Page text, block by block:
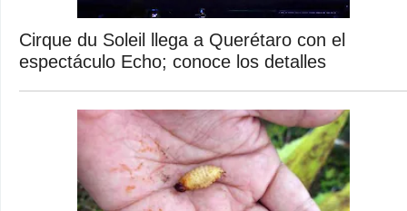
Cirque du Soleil llega a Querétaro con el
espectáculo Echo; conoce los detalles